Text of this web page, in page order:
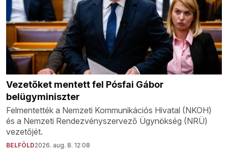
Vezetőket mentett fel Pósfai Gábor
belügyminiszter
Felmentették a Nemzeti Kommunikációs Hivatal (NKOH)
és a Nemzeti Rendezvényszervező Ügynökség (NRÜ)
vezetőjét.
BELFÖLD2026. aug. 8. 12:08